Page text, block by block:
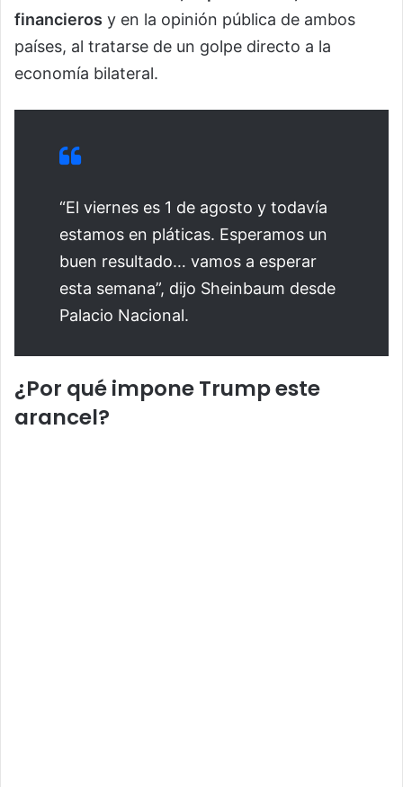
financieros y en la opinión pública de ambos
países, al tratarse de un golpe directo a la
economía bilateral.
“El viernes es 1 de agosto y todavía
estamos en pláticas. Esperamos un
buen resultado… vamos a esperar
esta semana”, dijo Sheinbaum desde
Palacio Nacional.
¿Por qué impone Trump este
arancel?